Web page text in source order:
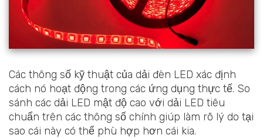
Các thông số kỹ thuật của dải đèn LED xác định
cách nó hoạt động trong các ứng dụng thực tế. So
sánh các dải LED mật độ cao với dải LED tiêu
chuẩn trên các thông số chính giúp làm rõ lý do tại
sao cái này có thể phù hợp hơn cái kia.